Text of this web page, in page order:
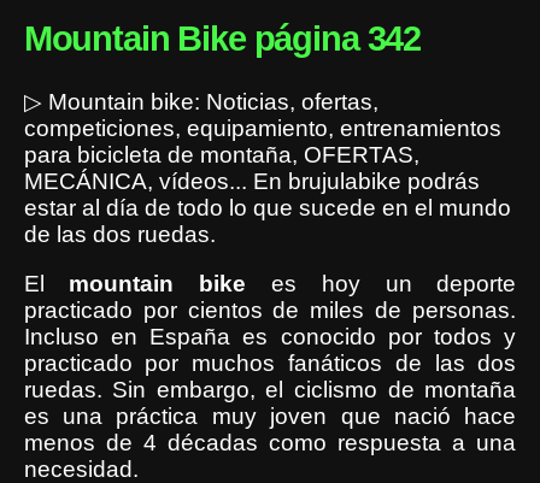
Mountain Bike página 342
▷ Mountain bike: Noticias, ofertas,
competiciones, equipamiento, entrenamientos
para bicicleta de montaña, OFERTAS,
MECÁNICA, vídeos... En brujulabike podrás
estar al día de todo lo que sucede en el mundo
de las dos ruedas.
El mountain bike es hoy un deporte
practicado por cientos de miles de personas.
Incluso en España es conocido por todos y
practicado por muchos fanáticos de las dos
ruedas. Sin embargo, el ciclismo de montaña
es una práctica muy joven que nació hace
menos de 4 décadas como respuesta a una
necesidad.